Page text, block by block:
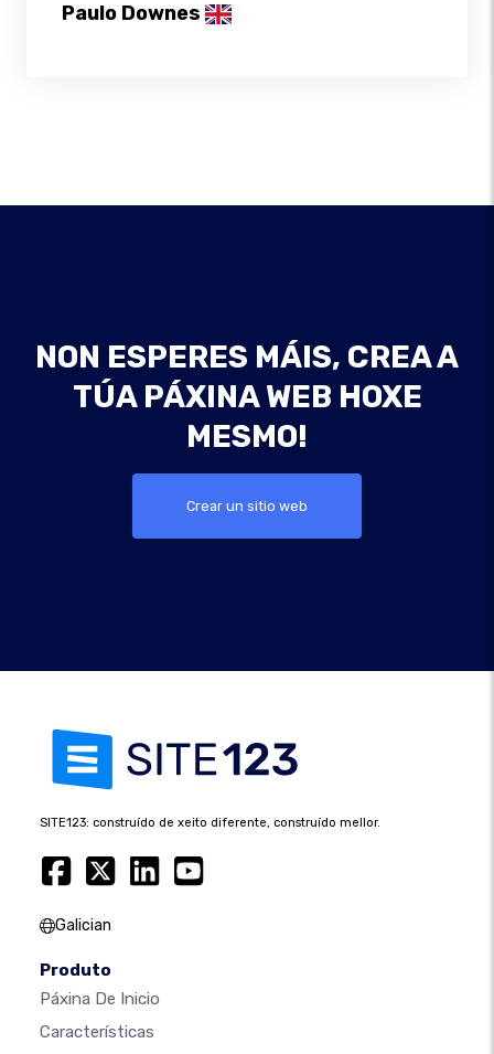
Paulo Downes
NON ESPERES MÁIS, CREA A
TÚA PÁXINA WEB HOXE
MESMO!
Crear un sitio web
SITE123: construído de xeito diferente, construído mellor.
Galician
Produto
Páxina De Inicio
Características